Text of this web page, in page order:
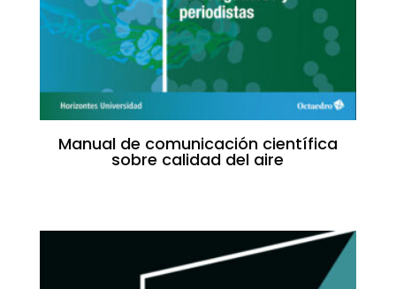
Manual de comunicación científica
sobre calidad del aire